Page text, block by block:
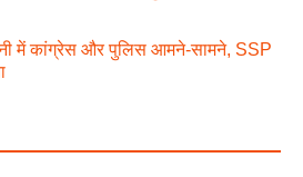
में कांग्रेस और पुलिस आमने-सामने, SSP